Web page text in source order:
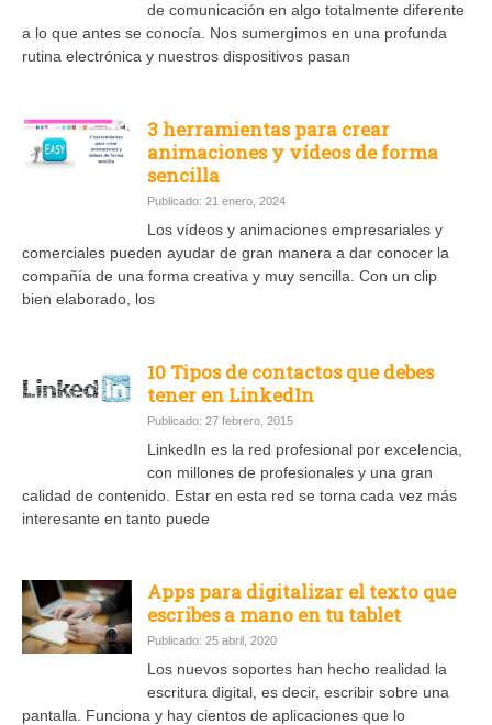
de comunicación en algo totalmente diferente
a lo que antes se conocía. Nos sumergimos en una profunda
rutina electrónica y nuestros dispositivos pasan
3 herramientas para crear
animaciones y vídeos de forma
sencilla
Publicado: 21 enero, 2024
Los vídeos y animaciones empresariales y
comerciales pueden ayudar de gran manera a dar conocer la
compañía de una forma creativa y muy sencilla. Con un clip
bien elaborado, los
10 Tipos de contactos que debes
tener en LinkedIn
Publicado: 27 febrero, 2015
LinkedIn es la red profesional por excelencia,
con millones de profesionales y una gran
calidad de contenido. Estar en esta red se torna cada vez más
interesante en tanto puede
Apps para digitalizar el texto que
escribes a mano en tu tablet
Publicado: 25 abril, 2020
Los nuevos soportes han hecho realidad la
escritura digital, es decir, escribir sobre una
pantalla. Funciona y hay cientos de aplicaciones que lo